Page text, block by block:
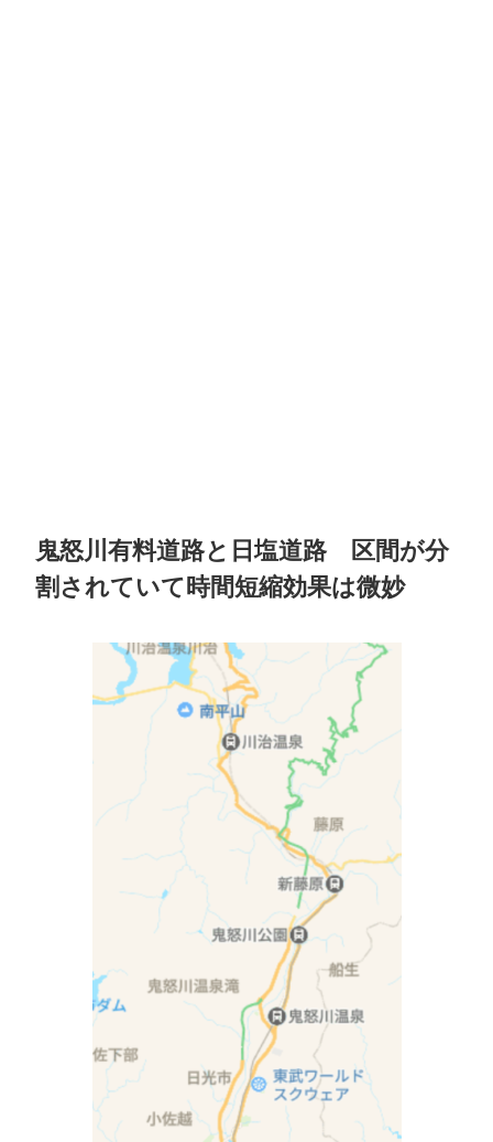
鬼怒川有料道路と日塩道路 区間が分
割されていて時間短縮効果は微妙